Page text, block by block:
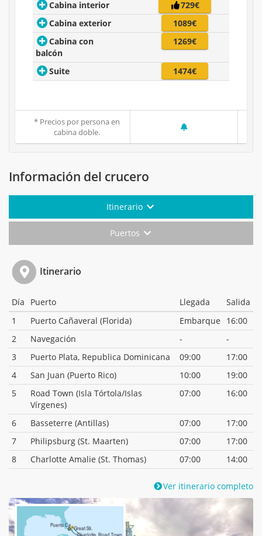
Cabina interior
729€
Cabina exterior
1089€
Cabina con
balcón
1269€
Suite 1474€
* Precios por persona en
cabina doble.
Información del crucero
Itinerario
Puertos
Itinerario
Día Puerto Llegada
Salida
1
Puerto Cañaveral (Florida) Embarque
16:00
2
Navegación -
-
3
Puerto Plata, Republica Dominicana 09:00
17:00
4
San Juan (Puerto Rico) 10:00
19:00
5
Road Town (Isla Tórtola/Islas
Vírgenes)
07:00 16:00
6 Basseterre (Antillas) 07:00
17:00
7
Philipsburg (St. Maarten) 07:00
17:00
8
Charlotte Amalie (St. Thomas) 07:00 14:00
Ver itinerario completo